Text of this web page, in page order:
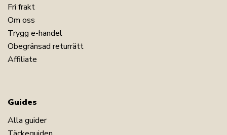
Fri frakt
Om oss
Trygg e-handel
Obegränsad returrätt
Affiliate
Guides
Alla guider